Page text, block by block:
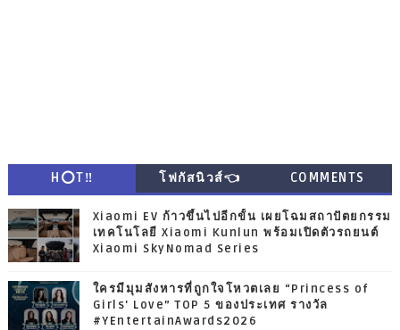
H⭕T‼ โฟกัสนิวส์👈 COMMENTS
Xiaomi EV ก้าวขึ้นไปอีกขั้น เผยโฉมสถาปัตยกรรม
เทคโนโลยี Xiaomi Kunlun พร้อมเปิดตัวรถยนต์
Xiaomi SkyNomad Series
ใครมีมุมสังหารที่ถูกใจโหวตเลย “Princess of
Girls' Love” TOP 5 ของประเทศ รางวัล
#YEntertainAwards2026